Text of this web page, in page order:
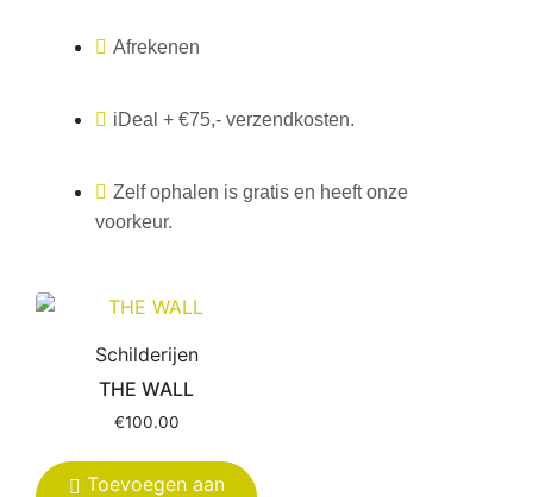
Afrekenen
iDeal + €75,- verzendkosten.
Zelf ophalen is gratis en heeft onze
voorkeur.
Schilderijen
THE WALL
€100.00
Toevoegen aan